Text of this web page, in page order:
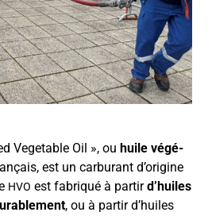
Veg­etable Oil », ou huile végé­
est un car­bu­rant d’origine
HVO est fab­riqué à par­tird’huiles
, ou à par­tir d’huiles